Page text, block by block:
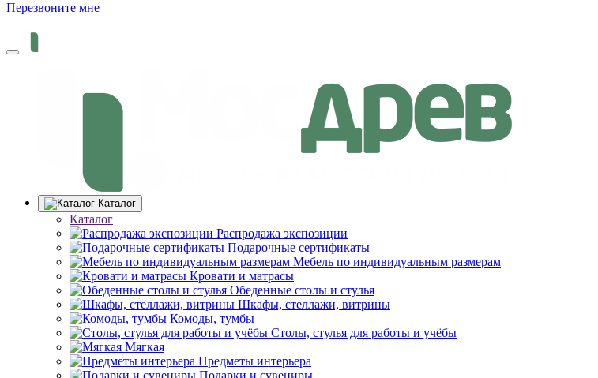
Перезвоните мне
Каталог
Каталог
Распродажа экспозиции
Подарочные сертификаты
Мебель по индивидуальным размерам
Кровати и матрасы
Обеденные столы и стулья
Шкафы, стеллажи, витрины
Комоды, тумбы
Столы, стулья для работы и учёбы
Мягкая
Предметы интерьера
Подарки и сувениры